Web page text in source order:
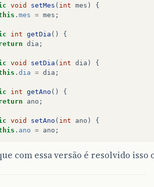
void setMes ( int mes )
{
. mes = mes ;
int getDia ()
{
dia ;
void setDia ( int dia )
{
. dia = dia ;
int getAno ()
{
ano ;
void setAno ( int ano )
{
. ano = ano ;
com essa versão é resolvido isso